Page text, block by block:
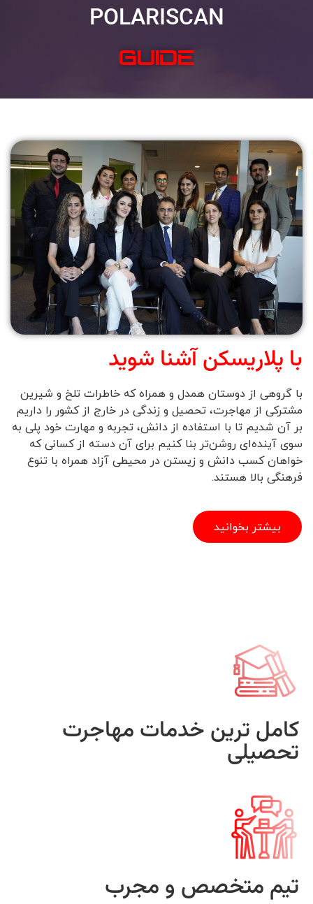
POLARISCAN
SOLVE
با پلاریسکن آشنا شوید
با گروهی از دوستان همدل و همراه که خاطرات تلخ و شیرین
مشترکی از مهاجرت، تحصیل و زندگی در خارج از کشور را داریم
بر آن شدیم تا با استفاده از دانش، تجربه و مهارت خود پلی به
سوی آینده‌ای روشن‌تر بنا کنیم برای آن دسته از کسانی که
خواهان کسب دانش و زیستن در محیطی آزاد همراه با تنوع
فرهنگی بالا هستند.
بیشتر بخوانید
کامل ترین خدمات مهاجرت
تحصیلی
تیم متخصص و مجرب